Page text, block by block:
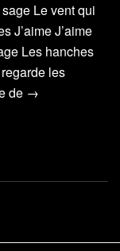
Le vent qui
J’aime J’aime
Les hanches
les
de J’aime
→